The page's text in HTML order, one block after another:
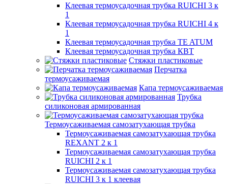
Клеевая термоусадочная трубка RUICHI 3 к
1
Клеевая термоусадочная трубка RUICHI 4 к
1
Клеевая термоусадочная трубка TE ATUM
Клеевая термоусадочная трубка КВТ
Стяжки пластиковые
Перчатка
термоусаживаемая
Капа термоусаживаемая
Трубка
силиконовая армированная
Термоусаживаемая самозатухающая трубка
Термоусаживаемая самозатухающая трубка
REXANT 2 к 1
Термоусаживаемая самозатухающая трубка
RUICHI 2 к 1
Термоусаживаемая самозатухающая трубка
RUICHI 3 к 1 клеевая